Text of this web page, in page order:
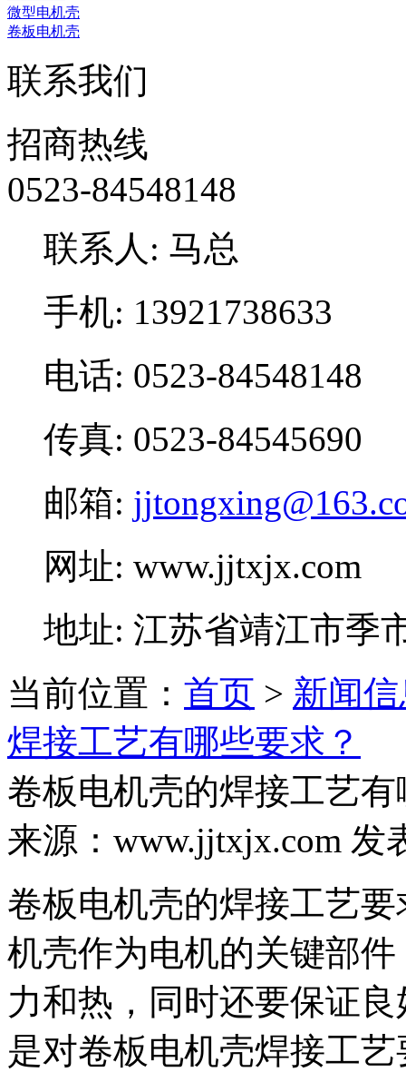
微型电机壳
卷板电机壳
联系我们
招商热线
0523-84548148
联系人: 马总
手机: 13921738633
电话: 0523-84548148
传真: 0523-84545690
邮箱:
网址: www.jjtxjx.com
地址: 江苏省靖江市季
当前位置： 首页 > 新闻
焊接工艺有哪些要求？
卷板电机壳的焊接工艺
来源：www.jjtxjx.com 发
卷板电机壳的焊接工艺
机壳作为电机的关键部
力和热，同时还要保证
是对卷板电机壳焊接工